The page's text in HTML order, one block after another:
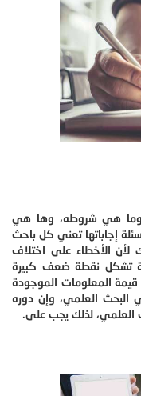
وما هي شروطه، وها هي
إجاباتها تعني كل باحث
الأخطاء على اختلاف
تشكل نقطة ضعف كبيرة
المعلومات الموجودة
البحث العلمي، وإن دوره
العلمي، لذلك يجب على.